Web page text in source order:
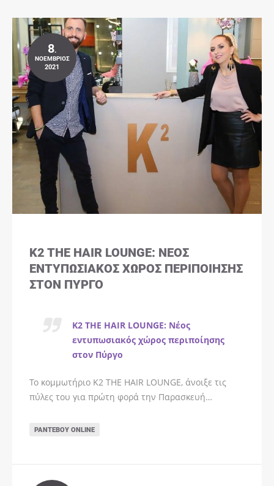
8.
ΝΟΈΜΒΡΙΟΣ
2021
K2 THE HAIR LOUNGE: ΝΈΟΣ
ΕΝΤΥΠΩΣΙΑΚΌΣ ΧΏΡΟΣ ΠΕΡΙΠΟΊΗΣΗΣ
ΣΤΟΝ ΠΎΡΓΟ
K2 THE HAIR LOUNGE: Νέος
εντυπωσιακός χώρος περιποίησης
στον Πύργο
Το κομμωτήριο K2 THE HAIR LOUNGE, άνοιξε τις
πύλες του για πρώτη φορά την Παρασκευή…
ΡΑΝΤΕΒΟΎ ONLINE